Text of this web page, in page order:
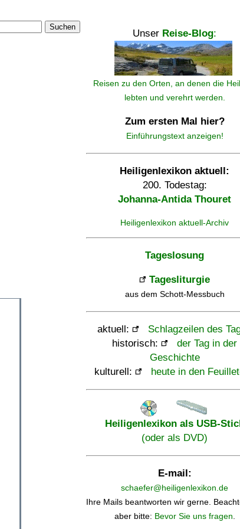
Suchen
Unser Reise-Blog:
Reisen zu den Orten, an denen die
lebten und verehrt werden.
Zum ersten Mal hier?
Einführungstext anzeigen!
Heiligenlexikon aktuell:
200. Todestag:
Johanna-Antida Thouret
Heiligenlexikon aktuell-Archiv
Tageslosung
Tagesliturgie
aus dem Schott-Messbuch
aktuell:
Schlagzeilen des
historisch:
der Tag in der
Geschichte
kulturell:
heute in den
Heiligenlexikon als USB-
(oder als DVD)
E-mail:
schaefer@heiligenlexikon.de
Ihre Mails beantworten wir gerne.
aber bitte: Bevor Sie uns fragen.